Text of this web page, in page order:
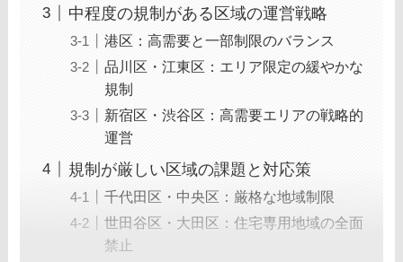
中程度の規制がある区域の運営戦略
港区：高需要と一部制限のバランス
品川区・江東区：エリア限定の緩やかな
規制
新宿区・渋谷区：高需要エリアの戦略的
運営
規制が厳しい区域の課題と対応策
千代田区・中央区：厳格な地域制限
世田谷区・大田区：住宅専用地域の全面
禁止